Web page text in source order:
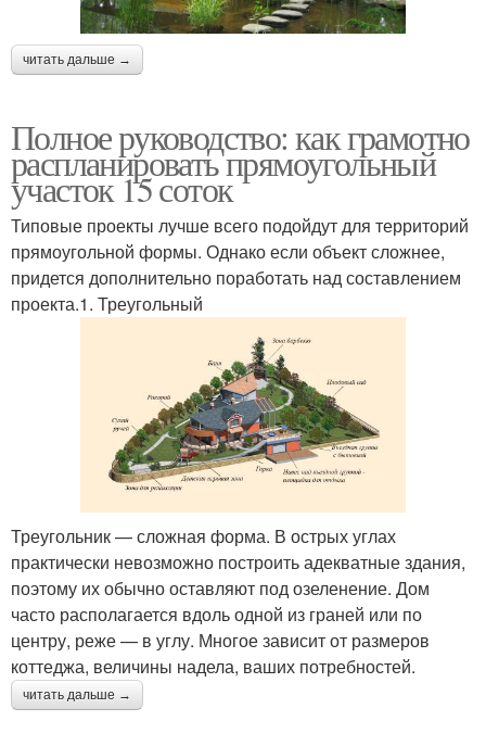
читать дальше →
Полное руководство: как грамотно
распланировать прямоугольный
участок 15 соток
Типовые проекты лучше всего подойдут для территорий
прямоугольной формы. Однако если объект сложнее,
придется дополнительно поработать над составлением
проекта.1. Треугольный
Треугольник — сложная форма. В острых углах
практически невозможно построить адекватные здания,
поэтому их обычно оставляют под озеленение. Дом
часто располагается вдоль одной из граней или по
центру, реже — в углу. Многое зависит от размеров
коттеджа, величины надела, ваших потребностей.
читать дальше →